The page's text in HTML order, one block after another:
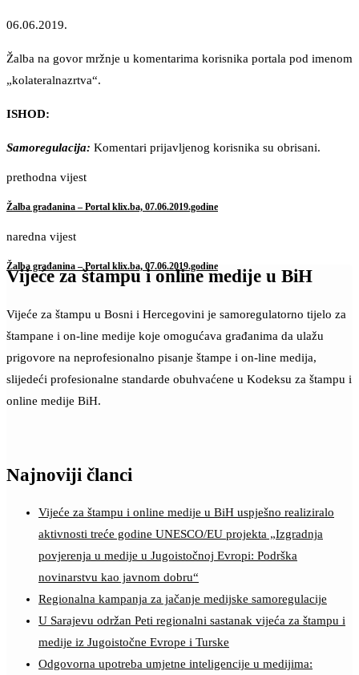
06.06.2019.
Žalba na govor mržnje u komentarima korisnika portala pod imenom
„kolateralnazrtva“.
ISHOD:
Samoregulacija: Komentari prijavljenog korisnika su obrisani.
prethodna vijest
Žalba građanina – Portal klix.ba, 07.06.2019.godine
naredna vijest
Žalba građanina – Portal klix.ba, 07.06.2019.godine
Vijeće za štampu i online medije u BiH
Vijeće za štampu u Bosni i Hercegovini je samoregulatorno tijelo za
štampane i on-line medije koje omogućava građanima da ulažu
prigovore na neprofesionalno pisanje štampe i on-line medija,
slijedeći profesionalne standarde obuhvaćene u Kodeksu za štampu i
online medije BiH.
Najnoviji članci
Vijeće za štampu i online medije u BiH uspješno realiziralo
aktivnosti treće godine UNESCO/EU projekta „Izgradnja
povjerenja u medije u Jugoistočnoj Evropi: Podrška
novinarstvu kao javnom dobru“
Regionalna kampanja za jačanje medijske samoregulacije
U Sarajevu održan Peti regionalni sastanak vijeća za štampu i
medije iz Jugoistočne Evrope i Turske
Odgovorna upotreba umjetne inteligencije u medijima: